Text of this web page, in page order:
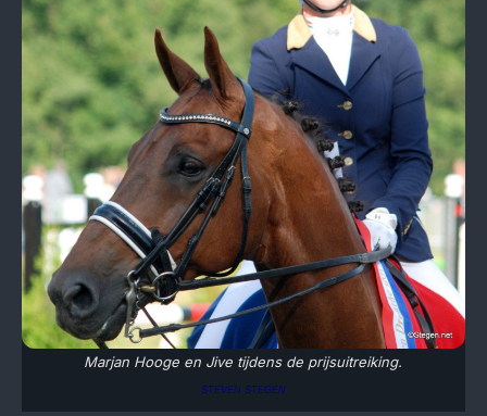
Marjan Hooge en Jive tijdens de prijsuitreiking.
STEVEN STEGEN